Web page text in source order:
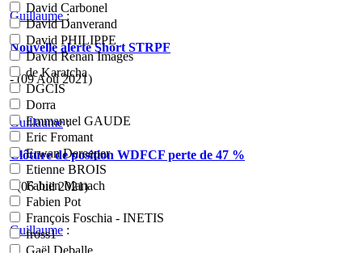
David Carbonel
David Danverand
David PHILIPPE
David Renan Images
de Karatcha
DGCIS
Dorra
Emmanuel GAUDE
Eric Fromant
Erwan Dereeper
Etienne BROIS
Fabien Manach
Fabien Pot
François Foschia - INETIS
fross1
Guillaume:
Nouvelle alerte Short STRPF
- (09 Aoû 2021)
Guillaume:
Clôture de position WDFCF perte de 47 %
- (06 Juil 2021)
Guillaume :